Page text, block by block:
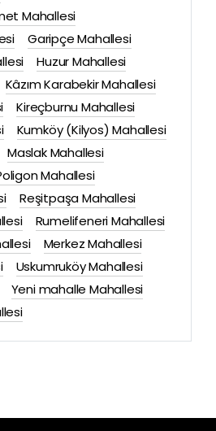
Mahallesi
Garipçe Mahallesi
Huzur Mahallesi
Kâzım Karabekir Mahallesi
Kireçburnu Mahallesi
Kumköy (Kilyos) Mahallesi
Maslak Mahallesi
Mahallesi
Reşitpaşa Mahallesi
Rumelifeneri Mahallesi
Merkez Mahallesi
Uskumruköy Mahallesi
Yeni mahalle Mahallesi